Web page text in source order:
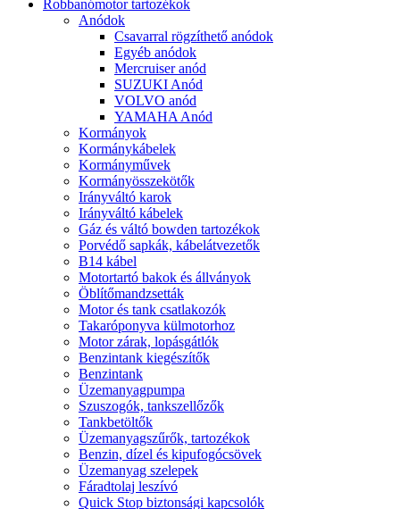
Robbanómotor tartozékok
Anódok
Csavarral rögzíthető anódok
Egyéb anódok
Mercruiser anód
SUZUKI Anód
VOLVO anód
YAMAHA Anód
Kormányok
Kormánykábelek
Kormányművek
Kormányösszekötők
Irányváltó karok
Irányváltó kábelek
Gáz és váltó bowden tartozékok
Porvédő sapkák, kábelátvezetők
B14 kábel
Motortartó bakok és állványok
Öblítőmandzsetták
Motor és tank csatlakozók
Takaróponyva külmotorhoz
Motor zárak, lopásgátlók
Benzintank kiegészítők
Benzintank
Üzemanyagpumpa
Szuszogók, tankszellőzők
Tankbetöltők
Üzemanyagszűrők, tartozékok
Benzin, dízel és kipufogócsövek
Üzemanyag szelepek
Fáradtolaj leszívó
Quick Stop biztonsági kapcsolók